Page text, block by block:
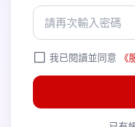
我已閱讀並同意 《